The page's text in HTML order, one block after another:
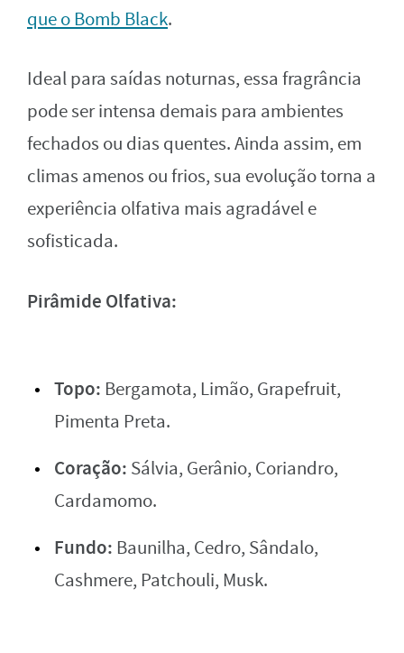
que o Bomb Black.
Ideal para saídas noturnas, essa fragrância
pode ser intensa demais para ambientes
fechados ou dias quentes. Ainda assim, em
climas amenos ou frios, sua evolução torna a
experiência olfativa mais agradável e
sofisticada.
Pirâmide Olfativa:
Topo: Bergamota, Limão, Grapefruit,
Pimenta Preta.
Coração: Sálvia, Gerânio, Coriandro,
Cardamomo.
Fundo: Baunilha, Cedro, Sândalo,
Cashmere, Patchouli, Musk.